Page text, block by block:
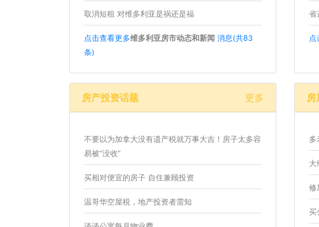
取消短租 对维多利亚是祸还是福
点击查看更多维多利亚房市动态和新闻 消息(共83
条)
省
点
房产投资话题 更多
不要以为加拿大没有遗产税就万事大吉！房子太多容
易被“没收”
买相对便宜的房子 自住兼顾投资
温哥华空屋税，地产投资者需知
房
多
大
修
买